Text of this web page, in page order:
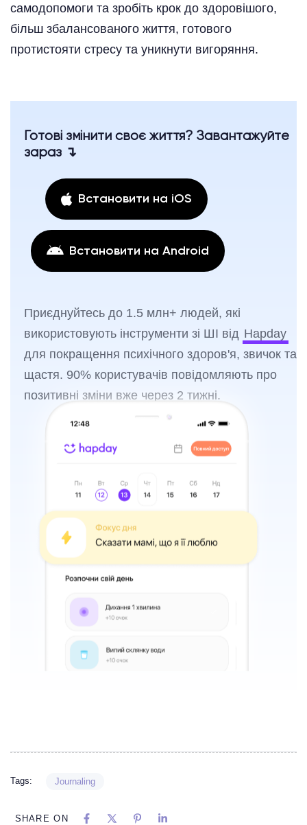
самодопомоги та зробіть крок до здоровішого,
більш збалансованого життя, готового
протистояти стресу та уникнути вигоряння.
Готові змінити своє життя? Завантажуйте
зараз ↴
Встановити на iOS
Встановити на Android
Приєднуйтесь до 1.5 млн+ людей, які
використовують інструменти зі ШІ від Hapday
для покращення психічного здоров'я, звичок та
щастя. 90% користувачів повідомляють про
позитивні зміни вже через 2 тижні.
Tags: Journaling
SHARE ON